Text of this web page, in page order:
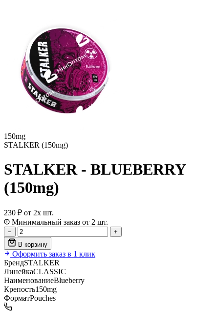
150mg
STALKER (150mg)
STALKER - BLUEBERRY
(150mg)
230 ₽ от 2х шт.
Минимальный заказ от 2 шт.
−
+
В корзину
Оформить заказ в 1 клик
БрендSTALKER
ЛинейкаCLASSIC
НаименованиеBlueberry
Крепость150mg
ФорматPouches